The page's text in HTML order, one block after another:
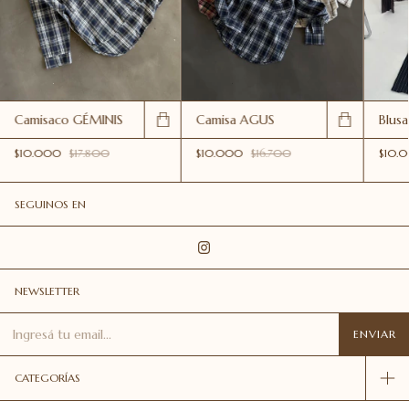
Camisaco GÉMINIS
$10.000 $17.800
Camisa AGUS
$10.000 $16.700
SEGUINOS EN
NEWSLETTER
CATEGORÍAS